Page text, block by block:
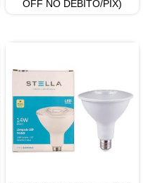
OFF NO DÉBITO/PIX)